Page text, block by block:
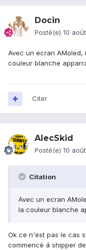
Docin
Posté(e) 10
Avec un ecran
couleur blanche
Citer
AlecSkid
Posté(e) 10
Citation
Avec un ecran
la couleur blanche
Ok ce n'est pas le cas
commencé á shipper